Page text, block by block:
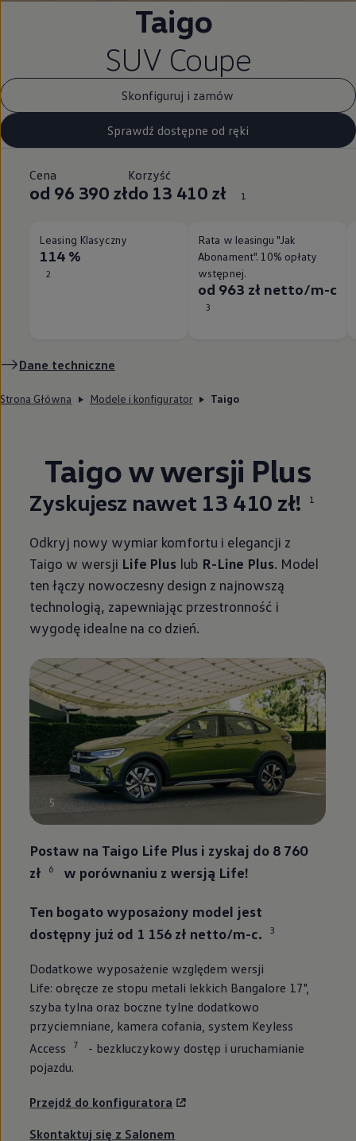
Taigo
SUV Coupe
Skonfiguruj i zamów
Sprawdź dostępne od ręki
Cena
od 96 390 zł
Korzyść
do 13 410 zł 1
Leasing Klasyczny
114 %
2
Rata w leasingu "Jak
Abonament". 10% opłaty
wstępnej.
od 963 zł netto/m-c
3
Dane techniczne
Strona Główna Modele i konfigurator Taigo
Taigo w wersji Plus
Zyskujesz nawet 13 410 zł! 1
Odkryj nowy wymiar komfortu i elegancji z
Taigo w wersji Life Plus lub R-Line Plus. Model
ten łączy nowoczesny design z najnowszą
technologią, zapewniając przestronność i
wygodę idealne na co dzień.
5
Postaw na Taigo Life Plus i zyskaj do 8 760
zł
6 w porównaniu z wersją Life!
Ten bogato wyposażony model jest
dostępny już od 1 156 zł netto/m-c. 3
Dodatkowe wyposażenie względem wersji
Life: obręcze ze stopu metali lekkich Bangalore 17",
szyba tylna oraz boczne tylne dodatkowo
przyciemniane, kamera cofania, system Keyless
Access
7
- bezkluczykowy dostęp i uruchamianie
pojazdu.
Przejdź do konfiguratora
Skontaktuj się z Salonem